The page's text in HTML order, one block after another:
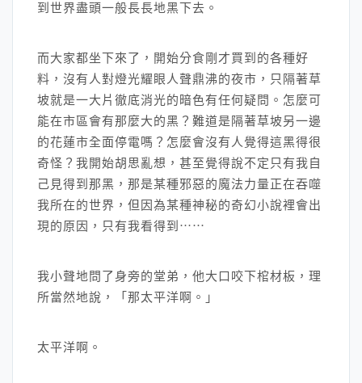
到世界盡頭一般長長地黑下去。
而大家都坐下來了，開始分食剛才買到的各種好
料，沒有人對燈光耀眼人聲鼎沸的夜市，只隔著草
坡就是一大片徹底消光的暗色有任何疑問。怎麼可
能在市區會有那麼大的黑？難道是隔著草坡另一邊
的花蓮市全面停電嗎？怎麼會沒有人覺得這黑得很
奇怪？我開始胡思亂想，甚至覺得說不定只有我自
己見得到那黑，那是某種邪惡的魔法力量正在吞噬
我所在的世界，但因為某種神秘的奇幻小說裡會出
現的原因，只有我看得到⋯⋯
我小聲地問了身旁的堂弟，他大口咬下棺材板，理
所當然地說，「那太平洋啊。」
太平洋啊。